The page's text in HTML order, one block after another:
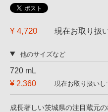
¥ 4,720 現在お取り扱
他のサイズなど
720 mL
¥ 2,360
現在お取り扱いし
成長著しい茨城県の注目蔵元